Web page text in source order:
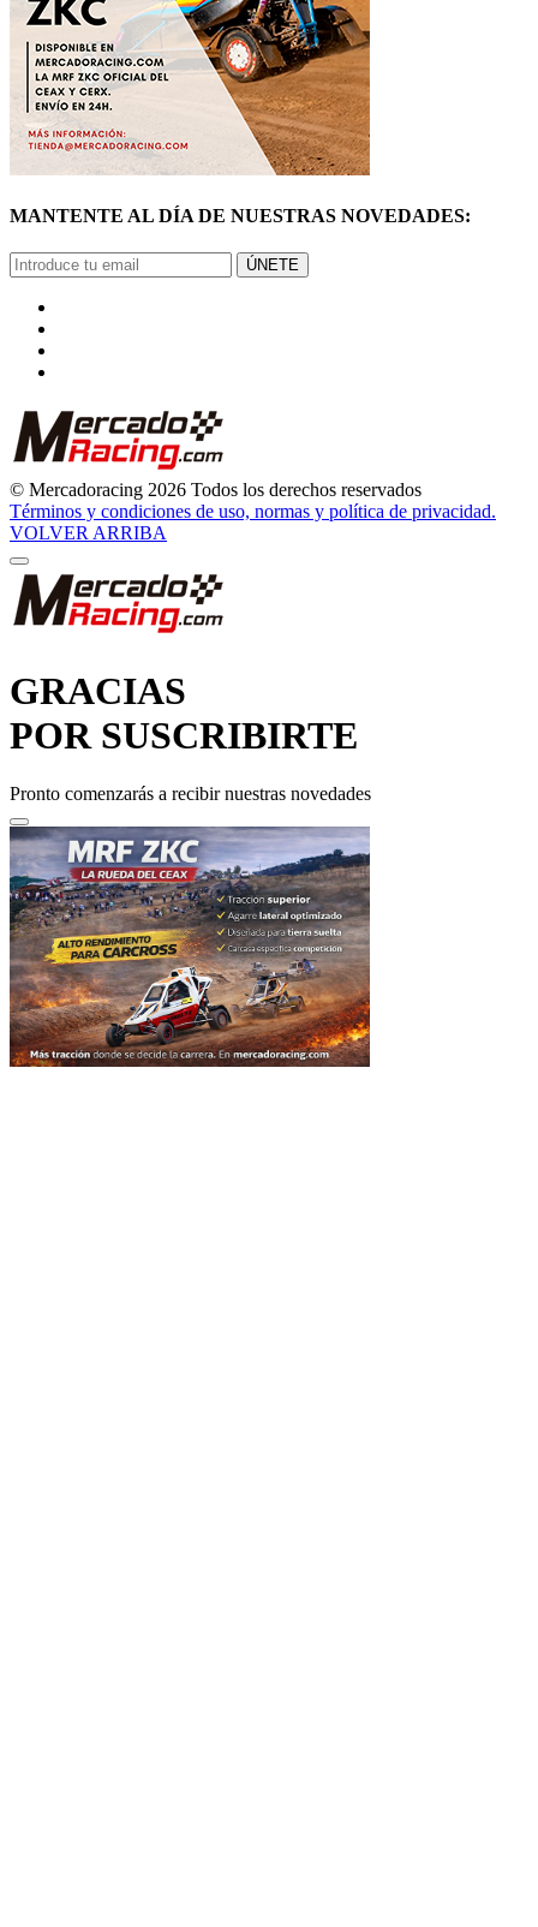
MANTENTE AL DÍA DE NUESTRAS NOVEDADES:
ÚNETE
© Mercadoracing 2026 Todos los derechos reservados
Términos y condiciones de uso, normas y política de privacidad.
VOLVER ARRIBA
GRACIAS
POR SUSCRIBIRTE
Pronto comenzarás a recibir nuestras novedades